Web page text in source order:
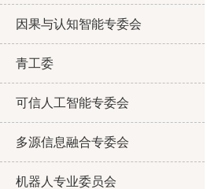
因果与认知智能专委会
青工委
可信人工智能专委会
多源信息融合专委会
机器人专业委员会